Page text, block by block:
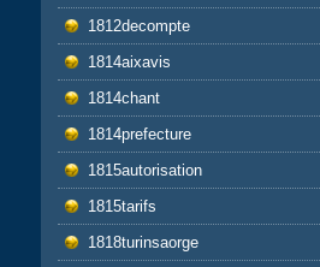
1812decompte
1814aixavis
1814chant
1814prefecture
1815autorisation
1815tarifs
1818turinsaorge